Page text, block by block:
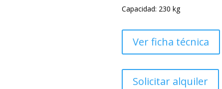
Capacidad: 230 kg
Ver ficha técnica
Solicitar alquiler